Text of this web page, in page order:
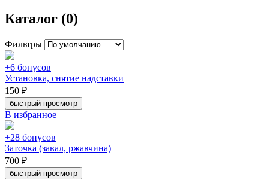
Каталог (0)
Фильтры
+6 бонусов
Установка, снятие надставки
150 ₽
быстрый просмотр
В избранное
+28 бонусов
Заточка (завал, ржавчина)
700 ₽
быстрый просмотр